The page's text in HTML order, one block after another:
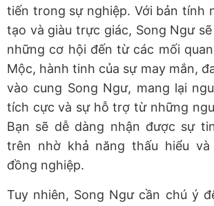
tiến trong sự nghiệp. Với bản tính
tạo và giàu trực giác, Song Ngư
những cơ hội đến từ các mối
Mộc, hành tinh của sự may mắn,
vào cung Song Ngư, mang lại
tích cực và sự hỗ trợ từ những
Bạn sẽ dễ dàng nhận được sự
trên nhờ khả năng thấu hiểu
đồng nghiệp.
Tuy nhiên, Song Ngư cần chú ý